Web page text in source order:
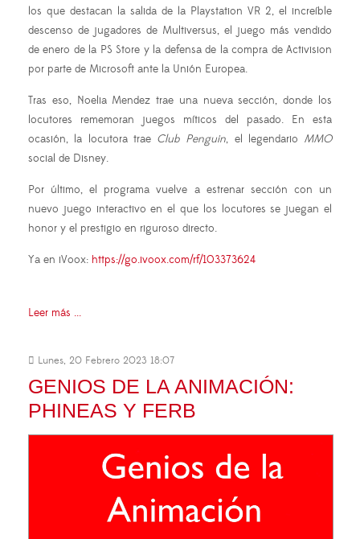
los que destacan la salida de la Playstation VR 2, el increíble
descenso de jugadores de Multiversus, el juego más vendido
de enero de la PS Store y la defensa de la compra de Activision
por parte de Microsoft ante la Unión Europea.
Tras eso, Noelia Mendez trae una nueva sección, donde los
locutores rememoran juegos míticos del pasado. En esta
ocasión, la locutora trae Club Penguin, el legendario MMO
social de Disney.
Por último, el programa vuelve a estrenar sección con un
nuevo juego interactivo en el que los locutores se juegan el
honor y el prestigio en riguroso directo.
Ya en iVoox: https://go.ivoox.com/rf/103373624
Leer más ...
Lunes, 20 Febrero 2023 18:07
GENIOS DE LA ANIMACIÓN:
PHINEAS Y FERB